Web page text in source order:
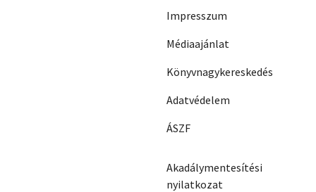
Impresszum
Médiaajánlat
Könyvnagykereskedés
Adatvédelem
ÁSZF
Akadálymentesítési
nyilatkozat